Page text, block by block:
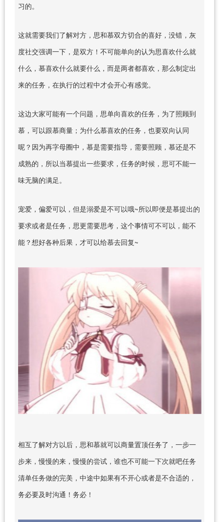
习的。
这就需要我们了解对方，思和慕双方切合的喜好，没错，灰
度社交强调一下，是双方！不可能单向的认为思喜欢什么就
什么，慕喜欢什么就要什么，而是两者都喜欢，那么制定出
来的任务，在执行的过程中才会开心有感觉。
这边大家可能有一个问题，思单向喜欢的任务，为了照顾到
慕，可以跟慕商量；为什么慕喜欢的任务，也要双向认同
呢？因为再字母圈中，慕是需要指导，需要照顾，慕还是不
成熟的，所以当慕提出一些要求，任务的时候，思可不能一
味无脑的满足。
宠爱，偏爱可以，但是溺爱是不可以哦~所以即便是慕提出的
要求或者是任务，思更需要思考，这个事情可不可以，能不
能？想好各种后果，才可以给慕去回复~
相互了解对方以后，思和慕就可以商量置顶任务了，一步一
步来，慢慢的来，慢慢的尝试，谁也不可能一下次就吧任务
清单任务做的完美，中途中如果有不开心或者是不合适的，
务必要及时沟通！务必！